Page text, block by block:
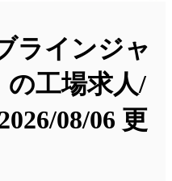
ラインジャ
の工場求人/
08/06 更